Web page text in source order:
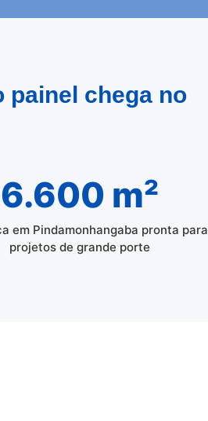
painel chega no
6.600 m²
em Pindamonhangaba pronta para
projetos de grande porte